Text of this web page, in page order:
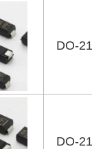
DO-
DO-